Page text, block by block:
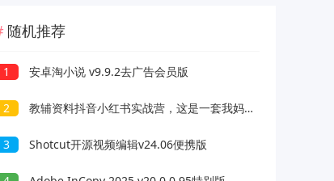
随机推荐
1 安卓淘小说 v9.9.2去广告会员版
2 教辅资料抖音小红书实战营，这是一套我妈和我奶看完都会的SOP，低成本低风险创业
3 Shotcut开源视频编辑v24.06便携版